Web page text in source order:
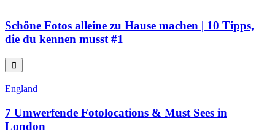
Schöne Fotos alleine zu Hause machen | 10 Tipps,
die du kennen musst #1
England
7 Umwerfende Fotolocations & Must Sees in
London